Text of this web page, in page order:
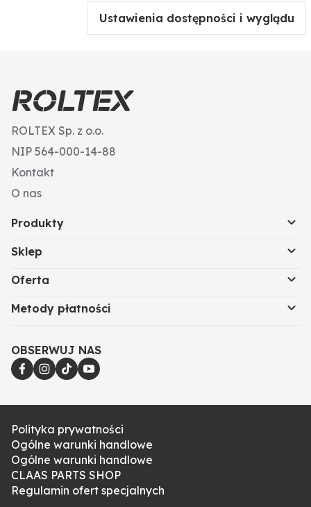
Ustawienia dostępności i wyglądu
ROLTEX Sp. z o.o.
NIP 564-000-14-88
Kontakt
O nas
Produkty
Sklep
Oferta
Metody płatności
OBSERWUJ NAS
Polityka prywatności
Ogólne warunki handlowe
Ogólne warunki handlowe
CLAAS PARTS SHOP
Regulamin ofert specjalnych